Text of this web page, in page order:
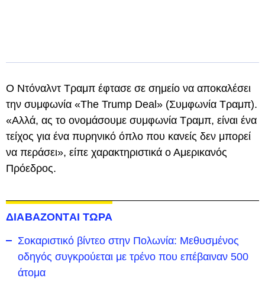
Ο Ντόναλντ Τραμπ έφτασε σε σημείο να αποκαλέσει
την συμφωνία «The Trump Deal» (Συμφωνία Τραμπ).
«Αλλά, ας το ονομάσουμε συμφωνία Τραμπ, είναι ένα
τείχος για ένα πυρηνικό όπλο που κανείς δεν μπορεί
να περάσει», είπε χαρακτηριστικά ο Αμερικανός
Πρόεδρος.
ΔΙΑΒΑΖΟΝΤΑΙ ΤΩΡΑ
Σοκαριστικό βίντεο στην Πολωνία: Μεθυσμένος
οδηγός συγκρούεται με τρένο που επέβαιναν 500
άτομα